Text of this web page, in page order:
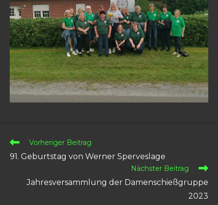
Vorheriger Beitrag
91. Geburtstag von Werner Sperveslage
Nächster Beitrag
Jahresversammlung der Damenschießgruppe
2023